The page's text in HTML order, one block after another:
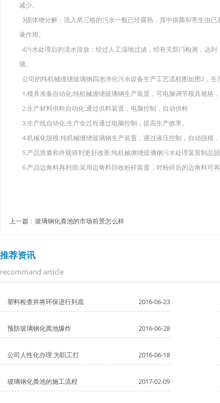
减少。
3固体物分解：流入第三格的污水一般已经腐熟，其中病菌和寄生虫
液作用。
4污水处理后的清水排放：经过人工湿地过滤，经有关部门检测，达
塘。
公司的纯机械缠绕玻璃钢四池净化污水设备生产工艺流程图如图2，
1.模具准备自动化:纯机械缠绕玻璃钢生产装置，可电脑调节模具规格
2.生产材料供料自动化:通过供料装置，电脑控制，自动供料
3.生产线自动化:生产全过程通过电脑控制，提高生产效率。
4.机械化脱模:纯机械缠绕玻璃钢生产装置，通过液压控制，自动脱模
5.产品质量和外观得到更好改善:纯机械缠绕玻璃钢污水处理装置制品
6.产品边角料再利用:采用边角料回收粉碎装置，对粉碎后的边角料可
上一篇： 玻璃钢化粪池的市场前景怎么样
推荐资讯
recommand article
塑料检查井将环保进行到底 2016-06-23
预防玻璃钢化粪池爆炸 2016-06-28
公司人性化办理 为职工打 2016-06-18
玻璃钢化粪池的施工流程 2017-02-09